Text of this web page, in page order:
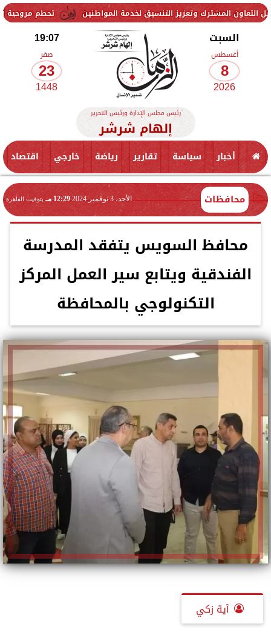
تحطم مروحية أثناء مكافحة وتعزيز التنسيق لخدمة المواطنين
السبت
أغسطس
8
2026
19:07
صفر
23
1448
رئيس مجلس الإدارة ورئيس التحرير
إلهام شرشر
أخبار سياسة تقارير رياضة خارجي اقتصاد
محافظات الأحد، 3 نوفمبر 2024 12:29 مـ بتوقيت القاهرة
محافظ السويس يتفقد المدرسة
الفندقية ويتابع سير العمل المركز
التكنولوجي بالمحافظة
آية زكي